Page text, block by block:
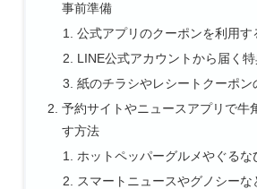
事前準備
公式アプリのクーポンを利用す
LINE公式アカウントから届く
紙のチラシやレシートクーポン
予約サイトやニュースアプリで牛
す方法
ホットペッパーグルメやぐるな
スマートニュースやグノシーな